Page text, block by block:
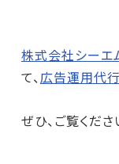
株式会社シーエ
て、広告運用代
ぜひ、ご覧くださ